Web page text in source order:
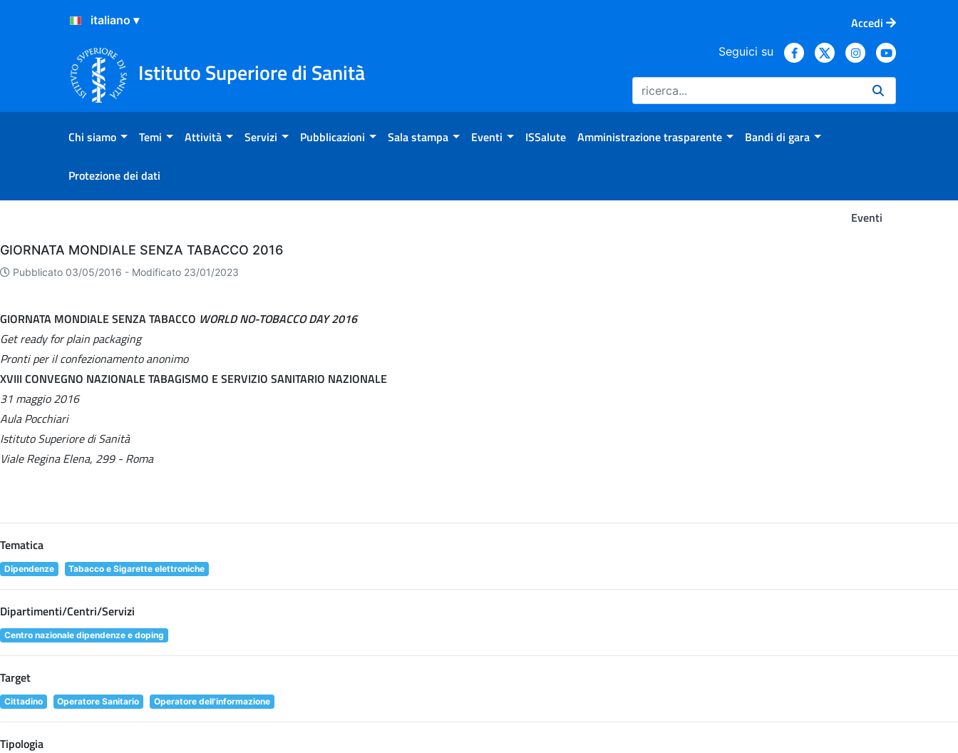
Salta al Contenuto
Salta al Footer
Accedi
Istituto Superiore di Sanità
Seguici su
Chi siamo Temi Attività Servizi Pubblicazioni Sala stampa Eventi ISSalute Amministrazione trasparente Bandi di gara
Protezione dei dati
Eventi
Eventi
GIORNATA MONDIALE SENZA TABACCO 2016
Pubblicato 03/05/2016 - Modificato 23/01/2023
GIORNATA MONDIALE SENZA TABACCO WORLD NO-TOBACCO DAY 2016
Get ready for plain packaging
Pronti per il confezionamento anonimo
XVIII CONVEGNO NAZIONALE TABAGISMO E SERVIZIO SANITARIO NAZIONALE
31 maggio 2016
Aula Pocchiari
Istituto Superiore di Sanità
Viale Regina Elena, 299 - Roma
Tematica
Dipendenze Tabacco e Sigarette elettroniche
Dipartimenti/Centri/Servizi
Centro nazionale dipendenze e doping
Target
Cittadino Operatore Sanitario Operatore dell'informazione
Tipologia